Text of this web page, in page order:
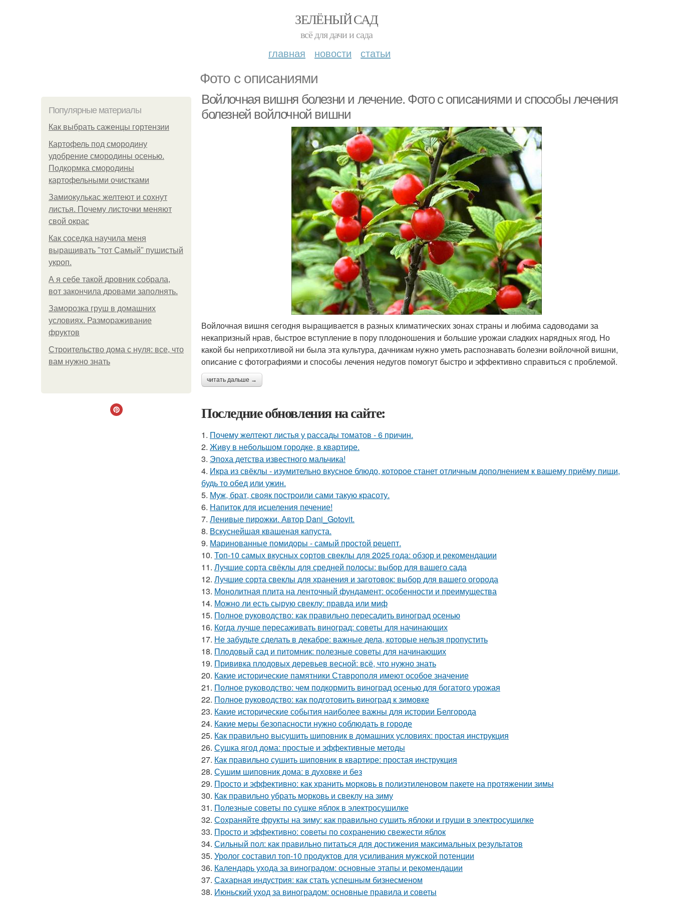
ЗЕЛЁНЫЙ САД
всё для дачи и сада
главная новости статьи
Фото с описаниями
Популярные материалы
Как выбрать саженцы гортензии
Картофель под смородину
удобрение смородины осенью.
Подкормка смородины
картофельными очистками
Замиокулькас желтеют и сохнут
листья. Почему листочки меняют
свой окрас
Как соседка научила меня
выращивать "тот Самый" пушистый
укроп.
А я себе такой дровник собрала,
вот закончила дровами заполнять.
Заморозка груш в домашних
условиях. Размораживание
фруктов
Строительство дома с нуля: все, что
вам нужно знать
Войлочная вишня болезни и лечение. Фото с описаниями и способы лечения
болезней войлочной вишни
Войлочная вишня сегодня выращивается в разных климатических зонах страны и любима садоводами за
некапризный нрав, быстрое вступление в пору плодоношения и большие урожаи сладких нарядных ягод. Но
какой бы неприхотливой ни была эта культура, дачникам нужно уметь распознавать болезни войлочной вишни,
описание с фотографиями и способы лечения недугов помогут быстро и эффективно справиться с проблемой.
читать дальше →
Последние обновления на сайте:
1. Почему желтеют листья у рассады томатов - 6 причин.
2. Живу в небольшом городке, в квартире.
3. Эпоха детства известного мальчика!
4. Икра из свёклы - изумительно вкусное блюдо, которое станет отличным дополнением к вашему приёму пищи,
будь то обед или ужин.
5. Муж, брат, свояк построили сами такую красоту.
6. Напиток для исцеления печение!
7. Ленивые пирожки. Автор Dani_Gotovit.
8. Вскуснейшая квашеная капуста.
9. Маринованные помидоры - самый простой рецепт.
10. Топ-10 самых вкусных сортов свеклы для 2025 года: обзор и рекомендации
11. Лучшие сорта свёклы для средней полосы: выбор для вашего сада
12. Лучшие сорта свеклы для хранения и заготовок: выбор для вашего огорода
13. Монолитная плита на ленточный фундамент: особенности и преимущества
14. Можно ли есть сырую свеклу: правда или миф
15. Полное руководство: как правильно пересадить виноград осенью
16. Когда лучше пересаживать виноград: советы для начинающих
17. Не забудьте сделать в декабре: важные дела, которые нельзя пропустить
18. Плодовый сад и питомник: полезные советы для начинающих
19. Прививка плодовых деревьев весной: всё, что нужно знать
20. Какие исторические памятники Ставрополя имеют особое значение
21. Полное руководство: чем подкормить виноград осенью для богатого урожая
22. Полное руководство: как подготовить виноград к зимовке
23. Какие исторические события наиболее важны для истории Белгорода
24. Какие меры безопасности нужно соблюдать в городе
25. Как правильно высушить шиповник в домашних условиях: простая инструкция
26. Сушка ягод дома: простые и эффективные методы
27. Как правильно сушить шиповник в квартире: простая инструкция
28. Сушим шиповник дома: в духовке и без
29. Просто и эффективно: как хранить морковь в полиэтиленовом пакете на протяжении зимы
30. Как правильно убрать морковь и свеклу на зиму
31. Полезные советы по сушке яблок в электросушилке
32. Сохраняйте фрукты на зиму: как правильно сушить яблоки и груши в электросушилке
33. Просто и эффективно: советы по сохранению свежести яблок
34. Сильный пол: как правильно питаться для достижения максимальных результатов
35. Уролог составил топ-10 продуктов для усиливания мужской потенции
36. Календарь ухода за виноградом: основные этапы и рекомендации
37. Сахарная индустрия: как стать успешным бизнесменом
38. Июньский уход за виноградом: основные правила и советы